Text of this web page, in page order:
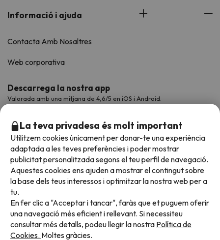
Informació i ajuda
Contacta Amb Nosaltres
Web corporativa
Descarrega la nostra app
Valorada amb una mitjana de 4,6/5 en iOS i Android.
Acceptem
La teva privadesa és molt important
Utilitzem cookies únicament per donar-te una experiència
adaptada a les teves preferències i poder mostrar
publicitat personalitzada segons el teu perfil de navegació.
Aquestes cookies ens ajuden a mostrar el contingut sobre
la base dels teus interessos i optimitzar la nostra web per a
tu.
En fer clic a "Acceptar i tancar", faràs que et puguem oferir
una navegació més eficient i rellevant. Si necessiteu
consultar més detalls, podeu llegir la nostra Política de
Cookies. Moltes gràcies.